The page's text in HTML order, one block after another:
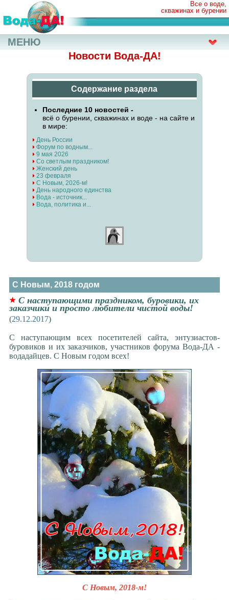
Все о воде,
скважинах и бурении
Новости Вода-ДА!
Содержание раздела
Последние 10 новостей -
всё о бурении, скважинах и воде - на сайте и
в мире:
День России
Форум по водным...
9 мая 2026
Со светлым праздником!
Женский день
23 февраля
С Новым, 2026-м!
День народного единства
Вода - источник...
Вода, политика и...
С Новым, 2018 годом
С наступающими праздником, буровики, их
заказчики и просто любители чистой воды!
(29.12.2017)
С наступающим всех посетителей сайта, энтузиастов-
буровиков и их заказчиков, участников форума Вода-ДА -
водадайцев. С Новым годом всех!
С Новым, 2018-м!
МЕНЮ